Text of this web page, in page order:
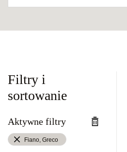
Filtry i
sortowanie
Aktywne filtry
Fiano, Greco